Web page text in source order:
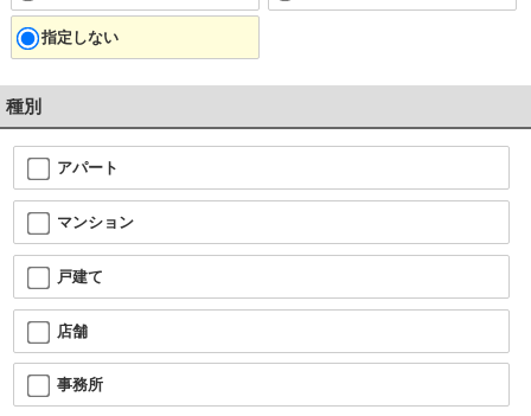
指定しない
種別
アパート
マンション
戸建て
店舗
事務所